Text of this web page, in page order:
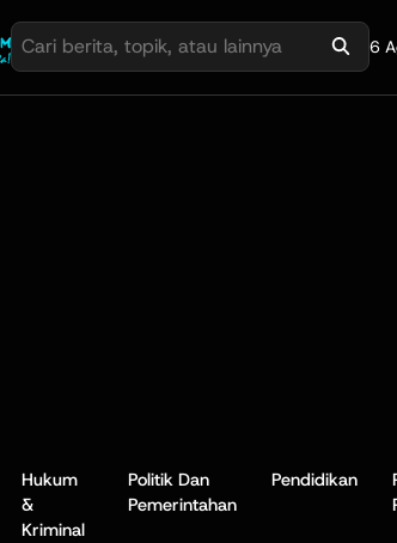
6
Hukum
&
Kriminal
Politik Dan
Pemerintahan
Pendidikan